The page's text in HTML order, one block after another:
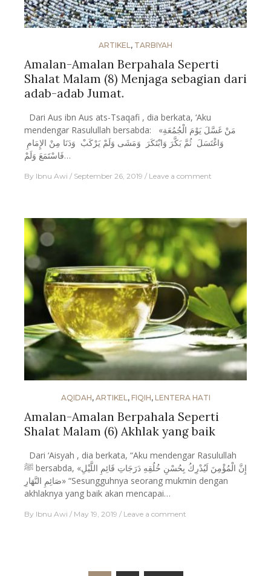
ARTIKEL, TARBIYAH
Amalan-Amalan Berpahala Seperti
Shalat Malam (8) Menjaga sebagian dari
adab-adab Jumat.
Dari Aus ibn Aus ats-Tsaqafi , dia berkata, ‘Aku
mendengar Rasulullah bersabda: «مَنْ غَسَّلَ يَوْمَ الْجُمُعَةِ
وَاغْتَسَلَ ثُمَّ بَكَّرَ وَابْتَكَرَ وَمَشَى وَلَمْ يَرْكَبْ وَدَنَا مِنْ الإِمَامِ
فَاسْتَمَعَ وَلَمْ…
By Ibnu Awi September 26, 2019 Leave a comment
AQIDAH, ARTIKEL , FIQIH, LENTERA HATI
Amalan-Amalan Berpahala Seperti
Shalat Malam (6) Akhlak yang baik
Dari ‘Aisyah , dia berkata, “Aku mendengar Rasulullah
ﷺ bersabda, «إِنَّ الْمُؤْمِنَ لَيُدْرِكُ بِحُسْنِ خُلُقِهِ دَرَجَاتِ قَائِمِ اللَّيْلِ
صَائِمِ النَّهَارِ» “Sesungguhnya seorang mukmin dengan
akhlaknya yang baik akan mencapai…
By Ibnu Awi May 19, 2019 Leave a comment